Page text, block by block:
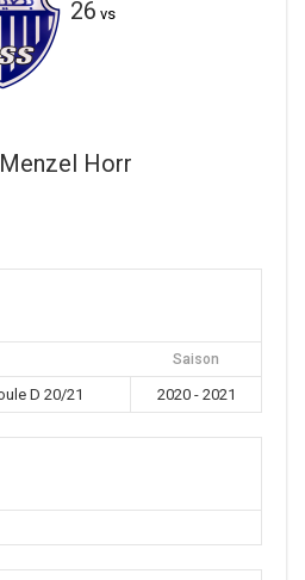
26 vs
Horr
Saison
D 20/21 2020 - 2021